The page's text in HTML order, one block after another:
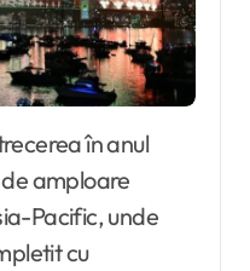
amploare
Pacific, unde
cu